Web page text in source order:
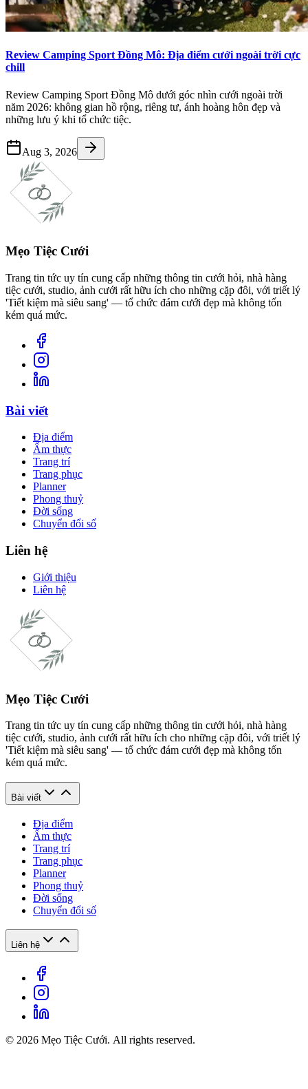
Review Camping Sport Đồng Mô: Địa điểm cưới ngoài trời cực
chill
Review Camping Sport Đồng Mô dưới góc nhìn cưới ngoài trời
năm 2026: không gian hồ rộng, riêng tư, ánh hoàng hôn đẹp và
những lưu ý khi tổ chức tiệc.
Aug 3, 2026
Mẹo Tiệc Cưới
Trang tin tức uy tín cung cấp những thông tin cưới hỏi, nhà hàng
tiệc cưới, studio, ảnh cưới rất hữu ích cho những cặp đôi, với triết lý
'Tiết kiệm mà siêu sang' — tổ chức đám cưới đẹp mà không tốn
kém quá mức.
Bài viết
Địa điểm
Ẩm thực
Trang trí
Trang phục
Planner
Phong thuỷ
Đời sống
Chuyển đổi số
Liên hệ
Giới thiệu
Liên hệ
Mẹo Tiệc Cưới
Trang tin tức uy tín cung cấp những thông tin cưới hỏi, nhà hàng
tiệc cưới, studio, ảnh cưới rất hữu ích cho những cặp đôi, với triết lý
'Tiết kiệm mà siêu sang' — tổ chức đám cưới đẹp mà không tốn
kém quá mức.
Bài viết
Địa điểm
Ẩm thực
Trang trí
Trang phục
Planner
Phong thuỷ
Đời sống
Chuyển đổi số
Liên hệ
© 2026 Mẹo Tiệc Cưới. All rights reserved.